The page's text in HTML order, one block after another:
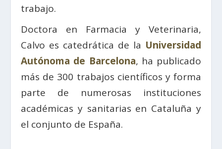
trabajo.
Doctora en Farmacia y Veterinaria,
Calvo es catedrática de la Universidad
Autónoma de Barcelona, ha publicado
más de 300 trabajos científicos y forma
parte de numerosas instituciones
académicas y sanitarias en Cataluña y
el conjunto de España.